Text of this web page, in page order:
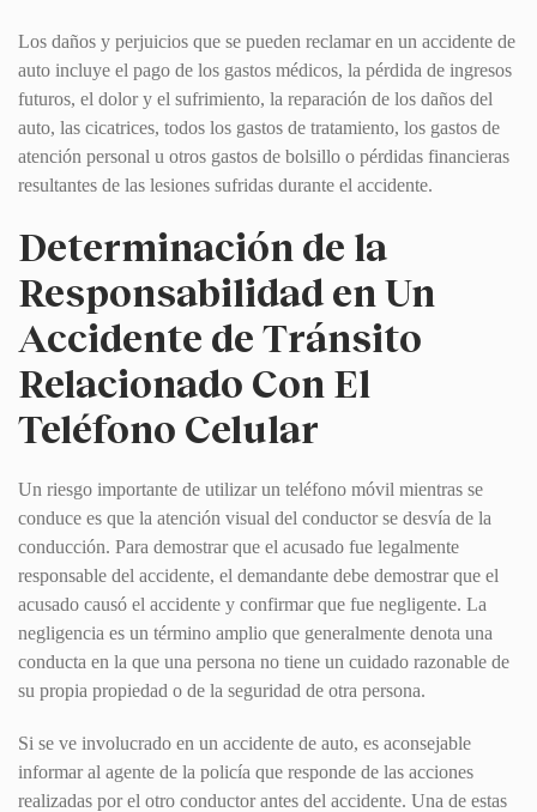
Los daños y perjuicios que se pueden reclamar en un accidente de
auto incluye el pago de los gastos médicos, la pérdida de ingresos
futuros, el dolor y el sufrimiento, la reparación de los daños del
auto, las cicatrices, todos los gastos de tratamiento, los gastos de
atención personal u otros gastos de bolsillo o pérdidas financieras
resultantes de las lesiones sufridas durante el accidente.
Determinación de la
Responsabilidad en Un
Accidente de Tránsito
Relacionado Con El
Teléfono Celular
Un riesgo importante de utilizar un teléfono móvil mientras se
conduce es que la atención visual del conductor se desvía de la
conducción. Para demostrar que el acusado fue legalmente
responsable del accidente, el demandante debe demostrar que el
acusado causó el accidente y confirmar que fue negligente. La
negligencia es un término amplio que generalmente denota una
conducta en la que una persona no tiene un cuidado razonable de
su propia propiedad o de la seguridad de otra persona.
Si se ve involucrado en un accidente de auto, es aconsejable
informar al agente de la policía que responde de las acciones
realizadas por el otro conductor antes del accidente. Una de estas